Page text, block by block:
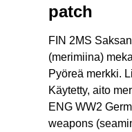
patch
FIN 2MS
(merimiina)
Pyöreä merkki.
Käytetty, aito
ENG WW2
weapons